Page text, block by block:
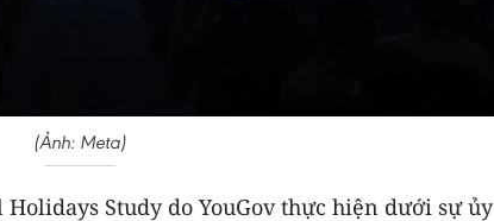
(Ảnh: Meta)
Holidays Study do YouGov thực hiện dưới sự ủy